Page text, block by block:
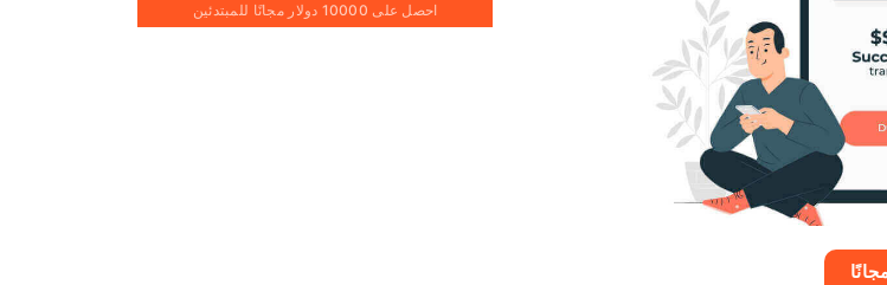
احصل على 10000 دولار مجانًا للمبتدئين